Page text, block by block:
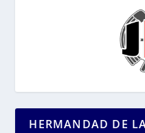
HERMANDAD DE